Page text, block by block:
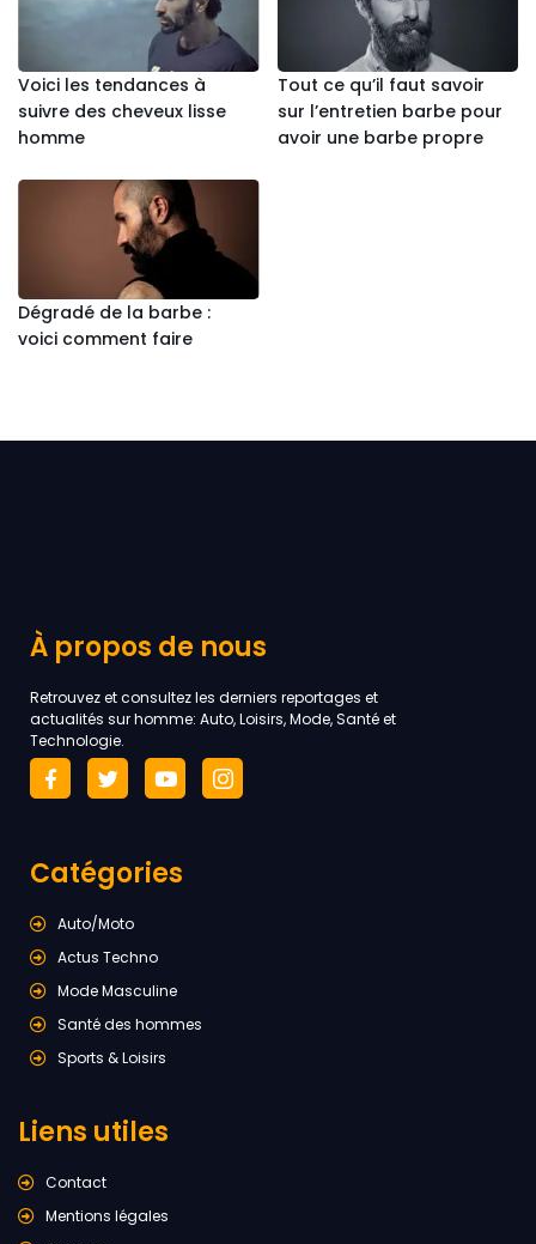
Voici les tendances à
suivre des cheveux lisse
homme
Tout ce qu’il faut savoir
sur l’entretien barbe pour
avoir une barbe propre
Dégradé de la barbe :
voici comment faire
À propos de nous
Retrouvez et consultez les derniers reportages et
actualités sur homme: Auto, Loisirs, Mode, Santé et
Technologie.
Catégories
Auto/Moto
Actus Techno
Mode Masculine
Santé des hommes
Sports & Loisirs
Liens utiles
Contact
Mentions légales